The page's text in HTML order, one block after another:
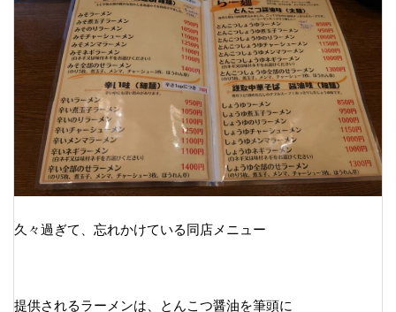
久々過ぎて、忘れかけている同店メニュー
提供されるラーメンは、とんこつ醤油を筆頭に